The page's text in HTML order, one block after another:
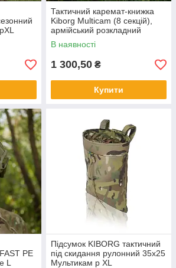
Тактичний каремат-книжка
Kiborg Multicam (8 секцій),
армійський розкладний
килимок 10 мм
В наявності
1 300,50 ₴
Купити
PE
L
Підсумок KIBORG тактичний
під скидання рулонний 35х25
Мультикам р XL